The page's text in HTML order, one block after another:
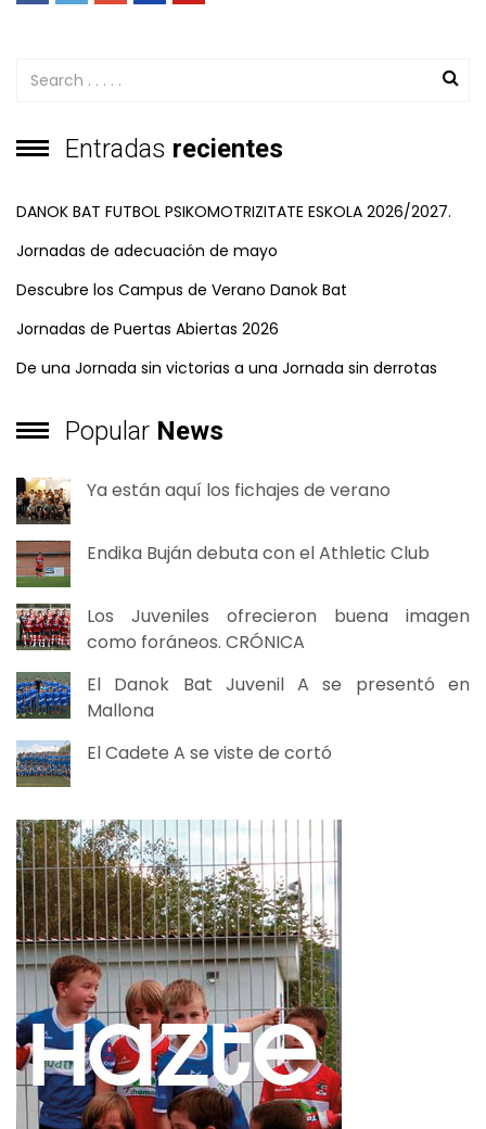
Entradas recientes
DANOK BAT FUTBOL PSIKOMOTRIZITATE ESKOLA 2026/2027.
Jornadas de adecuación de mayo
Descubre los Campus de Verano Danok Bat
Jornadas de Puertas Abiertas 2026
De una Jornada sin victorias a una Jornada sin derrotas
Popular News
Ya están aquí los fichajes de verano
Endika Buján debuta con el Athletic Club
Los Juveniles ofrecieron buena imagen
como foráneos. CRÓNICA
El Danok Bat Juvenil A se presentó en
Mallona
El Cadete A se viste de cortó